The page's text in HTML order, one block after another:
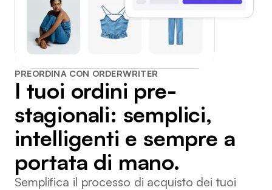
PREORDINA CON ORDERWRITER
I tuoi ordini pre-
stagionali: semplici,
intelligenti e sempre a
portata di mano.
Semplifica il processo di acquisto dei tuoi